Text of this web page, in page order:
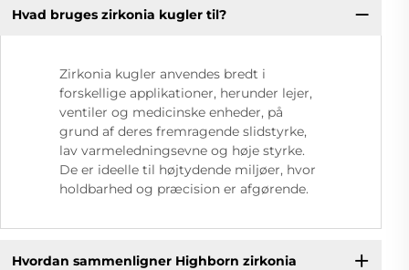
Hvad bruges zirkonia kugler til?
Zirkonia kugler anvendes bredt i
forskellige applikationer, herunder lejer,
ventiler og medicinske enheder, på
grund af deres fremragende slidstyrke,
lav varmeledningsevne og høje styrke.
De er ideelle til højtydende miljøer, hvor
holdbarhed og præcision er afgørende.
Hvordan sammenligner Highborn zirkonia